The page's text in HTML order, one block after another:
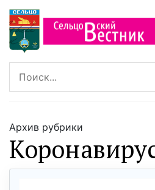
Архив рубрики